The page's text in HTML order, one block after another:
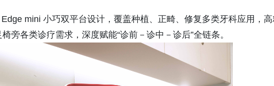
Edge mini 小巧双平台设计，覆盖种植、正畸、修复多类牙科应用，
旁各类诊疗需求，深度赋能“诊前－诊中－诊后”全链条。